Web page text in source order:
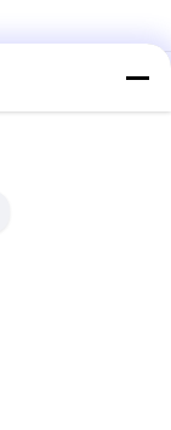
dial in the
during long
machine